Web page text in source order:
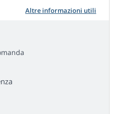
Altre informazioni utili